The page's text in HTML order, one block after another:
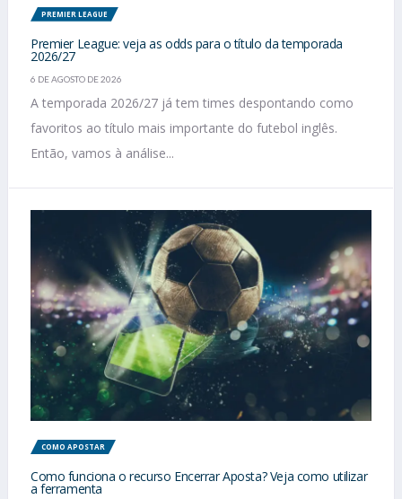
PREMIER LEAGUE
Premier League: veja as odds para o título da temporada
2026/27
6 DE AGOSTO DE 2026
A temporada 2026/27 já tem times despontando como
favoritos ao título mais importante do futebol inglês.
Então, vamos à análise...
COMO APOSTAR
Como funciona o recurso Encerrar Aposta? Veja como utilizar
a ferramenta